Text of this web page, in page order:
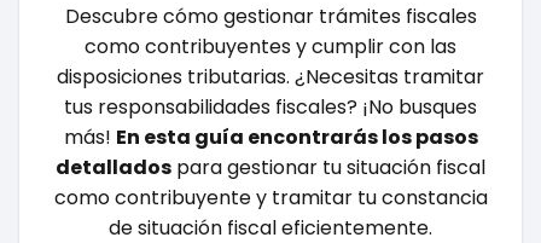
Descubre cómo gestionar trámites fiscales
como contribuyentes y cumplir con las
disposiciones tributarias. ¿Necesitas tramitar
tus responsabilidades fiscales? ¡No busques
más! En esta guía encontrarás los pasos
detallados para gestionar tu situación fiscal
como contribuyente y tramitar tu constancia
de situación fiscal eficientemente.